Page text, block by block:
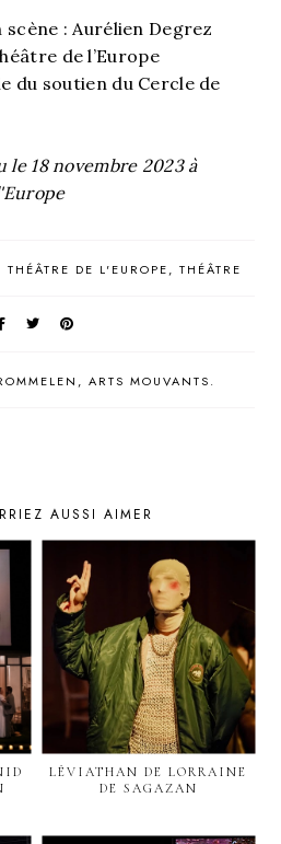
: Aurélien Degrez
de l’Europe
du soutien du Cercle de
le 18 novembre 2023 à
THÉÂTRE DE L'EUROPE THÉÂTRE
ARTS MOUVANTS.
AUSSI AIMER
LÉVIATHAN DE LORRAINE
DE SAGAZAN